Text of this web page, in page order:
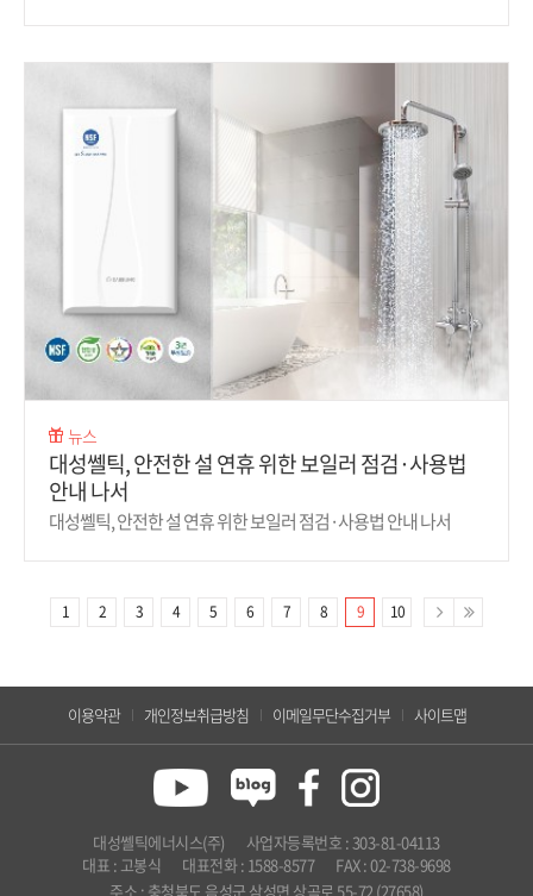
뉴스
대성쎌틱, 안전한 설 연휴 위한 보일러 점검·사용법
안내 나서
대성쎌틱, 안전한 설 연휴 위한 보일러 점검·사용법 안내 나서
1 2 3 4 5 6 7 8 9 10
이용약관 개인정보취급방침 이메일무단수집거부 사이트맵
대성쎌틱에너시스(주)
사업자등록번호 : 303-81-04113
대표 : 고봉식
대표전화 : 1588-8577
FAX : 02-738-9698
주소 : 충청북도 음성군 삼성면 상곡로 55-72 (27658)